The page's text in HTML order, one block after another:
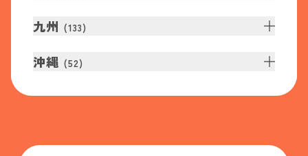
九州 (133)
沖縄 (52)